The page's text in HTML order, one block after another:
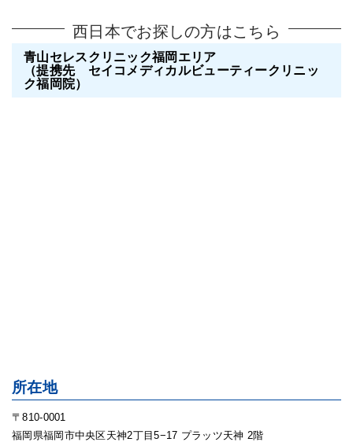
西日本でお探しの方はこちら
青山セレスクリニック福岡エリア
（提携先 セイコメディカルビューティークリニッ
ク福岡院）
所在地
〒810-0001
福岡県福岡市中央区天神2丁目5−17 プラッツ天神 2階